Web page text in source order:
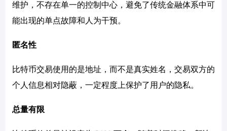
维护，不存在单一的控制中心，避免了传统金融体系中可
能出现的单点故障和人为干预。
匿名性
比特币交易使用的是地址，而不是真实姓名，交易双方的
个人信息相对隐蔽，一定程度上保护了用户的隐私。
总量有限